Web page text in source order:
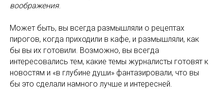
воображения.
Может быть, вы всегда размышляли о рецептах
пирогов, когда приходили в кафе, и размышляли, как
бы вы их готовили. Возможно, вы всегда
интересовались тем, какие темы журналисты готовят к
новостям и «в глубине души» фантазировали, что вы
бы это сделали намного лучше и интересней.